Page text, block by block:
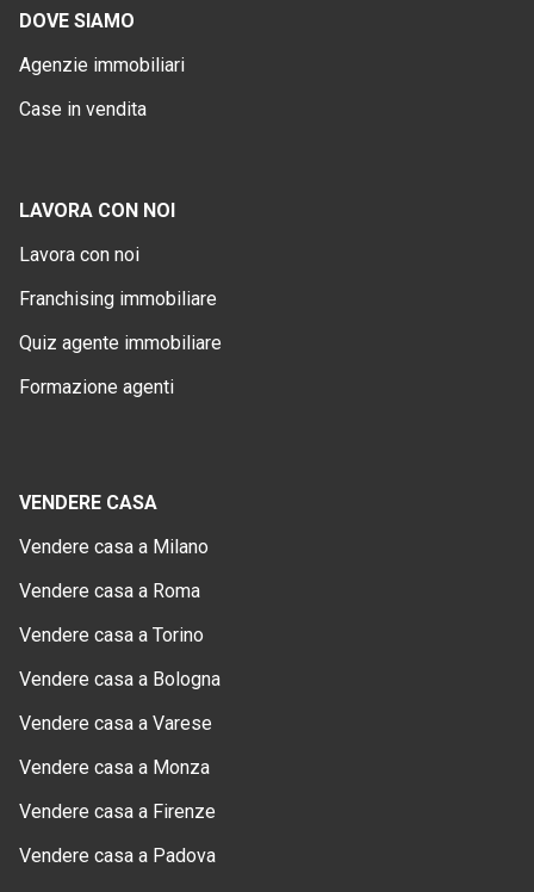
DOVE SIAMO
Agenzie immobiliari
Case in vendita
LAVORA CON NOI
Lavora con noi
Franchising immobiliare
Quiz agente immobiliare
Formazione agenti
VENDERE CASA
Vendere casa a Milano
Vendere casa a Roma
Vendere casa a Torino
Vendere casa a Bologna
Vendere casa a Varese
Vendere casa a Monza
Vendere casa a Firenze
Vendere casa a Padova